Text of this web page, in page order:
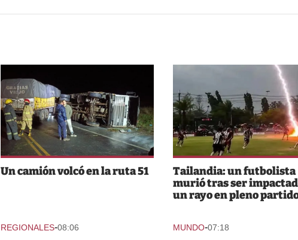
Un camión volcó en la ruta 51
REGIONALES-08:06
Tailandia: un futbolista
murió tras ser
un rayo en pleno
MUNDO-07:18